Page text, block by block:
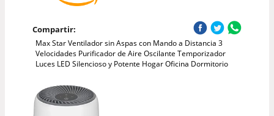
Compartir:
Max Star Ventilador sin Aspas con Mando a Distancia 3
Velocidades Purificador de Aire Oscilante Temporizador
Luces LED Silencioso y Potente Hogar Oficina Dormitorio